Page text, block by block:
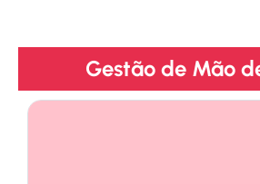
Gestão de Mão